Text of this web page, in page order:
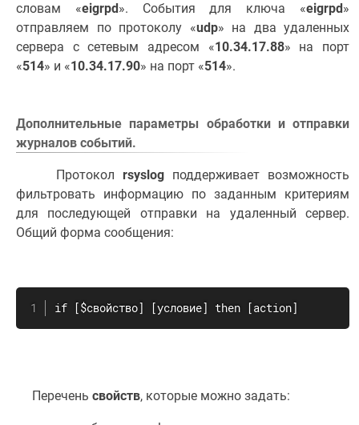
словам «eigrpd». События для ключа «eigrpd»
отправляем по протоколу «udp» на два удаленных
сервера с сетевым адресом «10.34.17.88» на порт
«514» и «10.34.17.90» на порт «514».
Дополнительные параметры обработки и отправки
журналов событий.
Протокол rsyslog поддерживает возможность
фильтровать информацию по заданным критериям
для последующей отправки на удаленный сервер.
Общий форма сообщения:
if [$свойство] [условие] then [action]
Перечень свойств, которые можно задать: